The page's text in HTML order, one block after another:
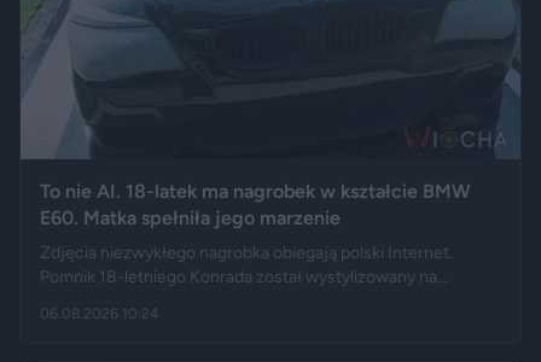
To nie AI. 18-latek ma nagrobek w kształcie BMW
E60. Matka spełniła jego marzenie
Zdjęcia niezwykłego nagrobka obiegają polski Internet.
Pomnik 18-letniego Konrada został wystylizowany na
logo marki, a nawet elementy przypominające układ
06.08.2026 10:24